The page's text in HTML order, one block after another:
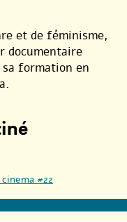
et de féminisme,
documentaire
formation en
#22